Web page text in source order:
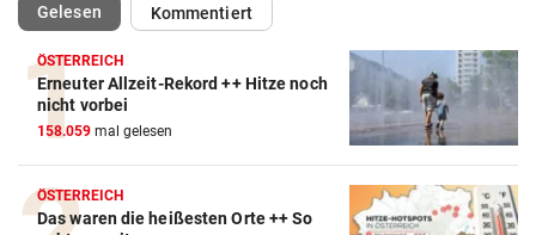
Gelesen(ausgewählt)Kommentiert
ÖSTERREICH
Erneuter Allzeit-Rekord ++ Hitze noch
nicht vorbei
158.059 mal gelesen
ÖSTERREICH
Das waren die heißesten Orte ++ So